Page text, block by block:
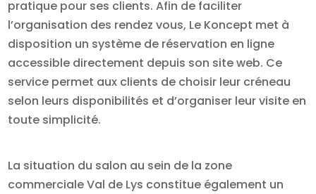
pratique pour ses clients. Afin de faciliter
l’organisation des rendez vous, Le Koncept met à
disposition un système de réservation en ligne
accessible directement depuis son site web. Ce
service permet aux clients de choisir leur créneau
selon leurs disponibilités et d’organiser leur visite en
toute simplicité.
La situation du salon au sein de la zone
commerciale Val de Lys constitue également un